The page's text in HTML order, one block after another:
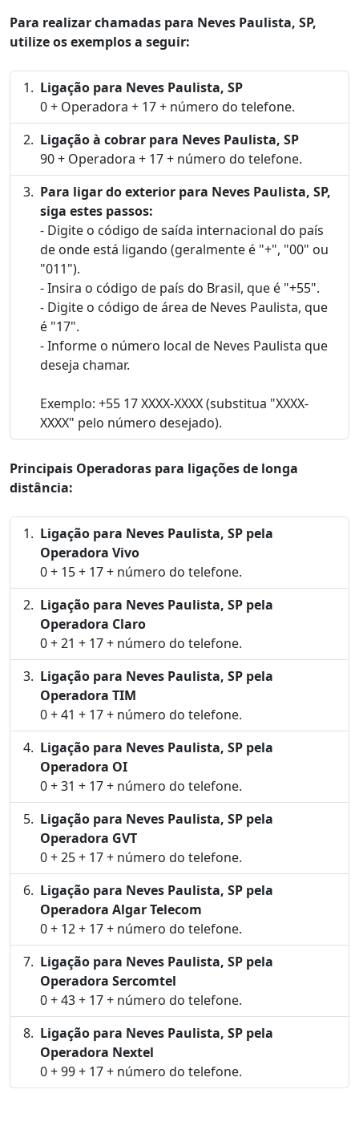
Para realizar chamadas para Neves Paulista, SP,
utilize os exemplos a seguir:
Ligação para Neves Paulista, SP
0 + Operadora + 17 + número do telefone.
Ligação à cobrar para Neves Paulista, SP
90 + Operadora + 17 + número do telefone.
Para ligar do exterior para Neves Paulista, SP,
siga estes passos:
- Digite o código de saída internacional do país
de onde está ligando (geralmente é "+", "00" ou
"011").
- Insira o código de país do Brasil, que é "+55".
- Digite o código de área de Neves Paulista, que
é "17".
- Informe o número local de Neves Paulista que
deseja chamar.
Exemplo: +55 17 XXXX-XXXX (substitua "XXXX-
XXXX" pelo número desejado).
Principais Operadoras para ligações de longa
distância:
Ligação para Neves Paulista, SP pela
Operadora Vivo
0 + 15 + 17 + número do telefone.
Ligação para Neves Paulista, SP pela
Operadora Claro
0 + 21 + 17 + número do telefone.
Ligação para Neves Paulista, SP pela
Operadora TIM
0 + 41 + 17 + número do telefone.
Ligação para Neves Paulista, SP pela
Operadora OI
0 + 31 + 17 + número do telefone.
Ligação para Neves Paulista, SP pela
Operadora GVT
0 + 25 + 17 + número do telefone.
Ligação para Neves Paulista, SP pela
Operadora Algar Telecom
0 + 12 + 17 + número do telefone.
Ligação para Neves Paulista, SP pela
Operadora Sercomtel
0 + 43 + 17 + número do telefone.
Ligação para Neves Paulista, SP pela
Operadora Nextel
0 + 99 + 17 + número do telefone.